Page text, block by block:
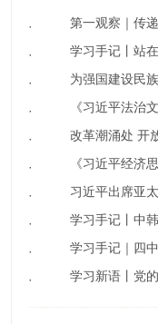
· 第一观察｜传
· 学习手记丨站
· 为强国建设民
· 《习近平法治
· 改革潮涌处 开
· 《习近平经济
· 习近平出席亚
· 学习手记丨中
· 学习手记｜四
· 学习新语丨党